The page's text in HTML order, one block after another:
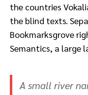
the countries
the blind texts.
Bookmarksgrove
Semantics, a large
A small river